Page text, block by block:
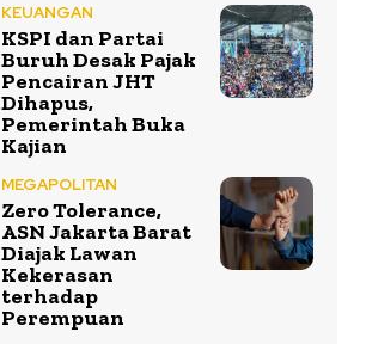
KEUANGAN
KSPI dan Partai
Buruh Desak Pajak
Pencairan JHT
Dihapus,
Pemerintah Buka
Kajian
MEGAPOLITAN
Zero Tolerance,
ASN Jakarta Barat
Diajak Lawan
Kekerasan
terhadap
Perempuan